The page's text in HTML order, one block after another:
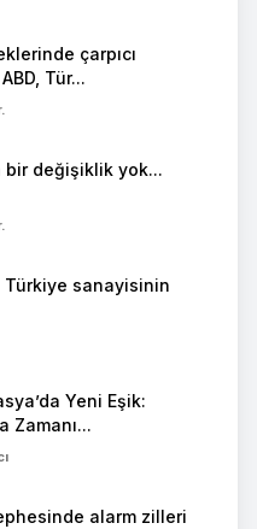
çarpıcı
Tür...
bir değişiklik yok...
Türkiye sanayisinin
Yeni Eşik:
Zamanı...
alarm zilleri